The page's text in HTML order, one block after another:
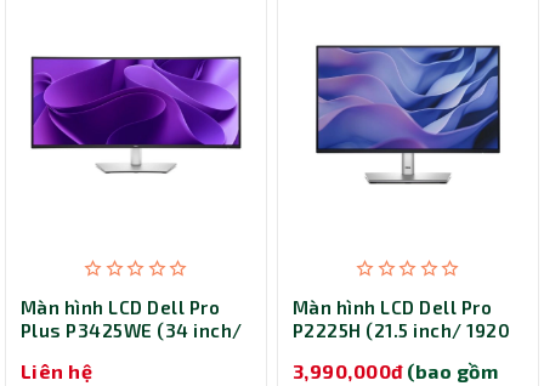
Màn hình LCD Dell Pro
Plus P3425WE (34 inch/
cd/m2/ 5ms/ 100Hz/
Liên hệ
Màn hình LCD Dell Pro
P2225H (21.5 inch/ 1920
5ms/ 100Hz)
3,990,000đ (bao gồm